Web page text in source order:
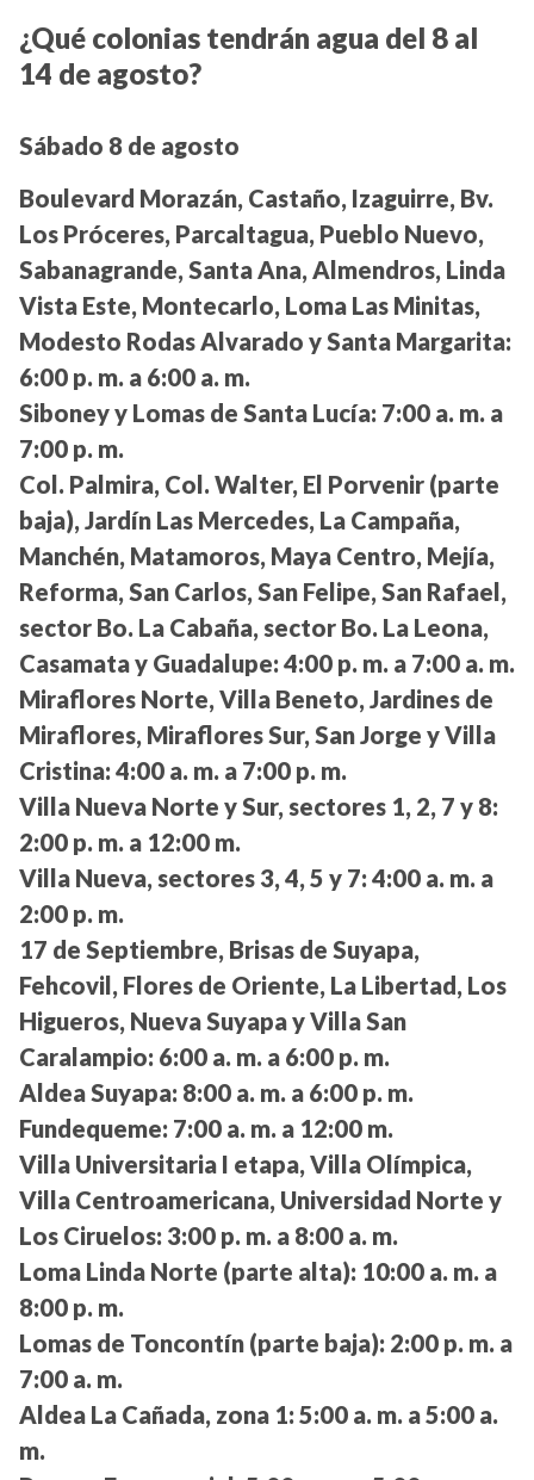
¿Qué colonias tendrán agua del 8 al
14 de agosto?
Sábado 8 de agosto
Boulevard Morazán, Castaño, Izaguirre, Bv.
Los Próceres, Parcaltagua, Pueblo Nuevo,
Sabanagrande, Santa Ana, Almendros, Linda
Vista Este, Montecarlo, Loma Las Minitas,
Modesto Rodas Alvarado y Santa Margarita:
6:00 p. m. a 6:00 a. m.
Siboney y Lomas de Santa Lucía: 7:00 a. m. a
7:00 p. m.
Col. Palmira, Col. Walter, El Porvenir (parte
baja), Jardín Las Mercedes, La Campaña,
Manchén, Matamoros, Maya Centro, Mejía,
Reforma, San Carlos, San Felipe, San Rafael,
sector Bo. La Cabaña, sector Bo. La Leona,
Casamata y Guadalupe: 4:00 p. m. a 7:00 a. m.
Miraflores Norte, Villa Beneto, Jardines de
Miraflores, Miraflores Sur, San Jorge y Villa
Cristina: 4:00 a. m. a 7:00 p. m.
Villa Nueva Norte y Sur, sectores 1, 2, 7 y 8:
2:00 p. m. a 12:00 m.
Villa Nueva, sectores 3, 4, 5 y 7: 4:00 a. m. a
2:00 p. m.
17 de Septiembre, Brisas de Suyapa,
Fehcovil, Flores de Oriente, La Libertad, Los
Higueros, Nueva Suyapa y Villa San
Caralampio: 6:00 a. m. a 6:00 p. m.
Aldea Suyapa: 8:00 a. m. a 6:00 p. m.
Fundequeme: 7:00 a. m. a 12:00 m.
Villa Universitaria I etapa, Villa Olímpica,
Villa Centroamericana, Universidad Norte y
Los Ciruelos: 3:00 p. m. a 8:00 a. m.
Loma Linda Norte (parte alta): 10:00 a. m. a
8:00 p. m.
Lomas de Toncontín (parte baja): 2:00 p. m. a
7:00 a. m.
Aldea La Cañada, zona 1: 5:00 a. m. a 5:00 a.
m.